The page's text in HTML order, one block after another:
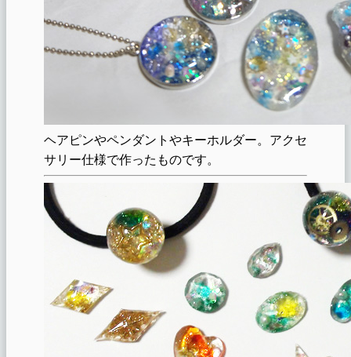
ヘアピンやペンダントやキーホルダー。アクセ
サリー仕様で作ったものです。